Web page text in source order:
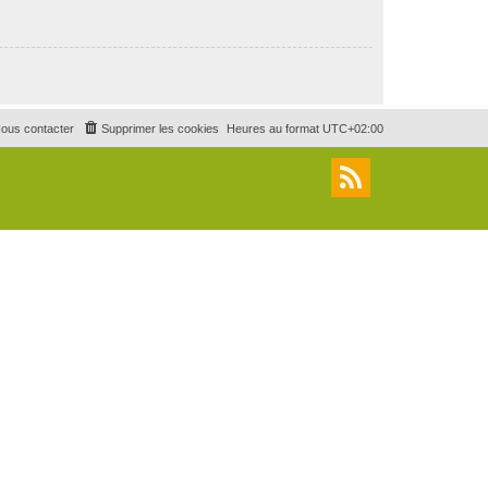
Heures au format UTC+02:00
Supprimer les cookies
contacter